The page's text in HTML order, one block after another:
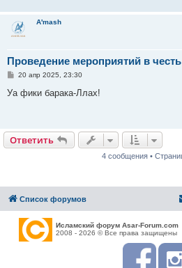
е
A'mash
Проведение мероприятий в
С
о
и
е
20 апр 2025, 23:30
Уа фики барака-Ллах!
Ответить
4 сообщения •
Список форумов
Исламский форум Asar-Forum.com
2008 - 2026 © Все права защищены
F
I